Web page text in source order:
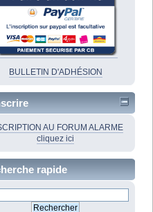
BULLETIN D'ADHÉSION
AU FORUM ALARME
cliquez ici
rapide